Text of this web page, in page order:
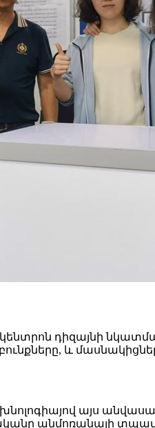
դիզայնի
և
այս
անմոռանալի